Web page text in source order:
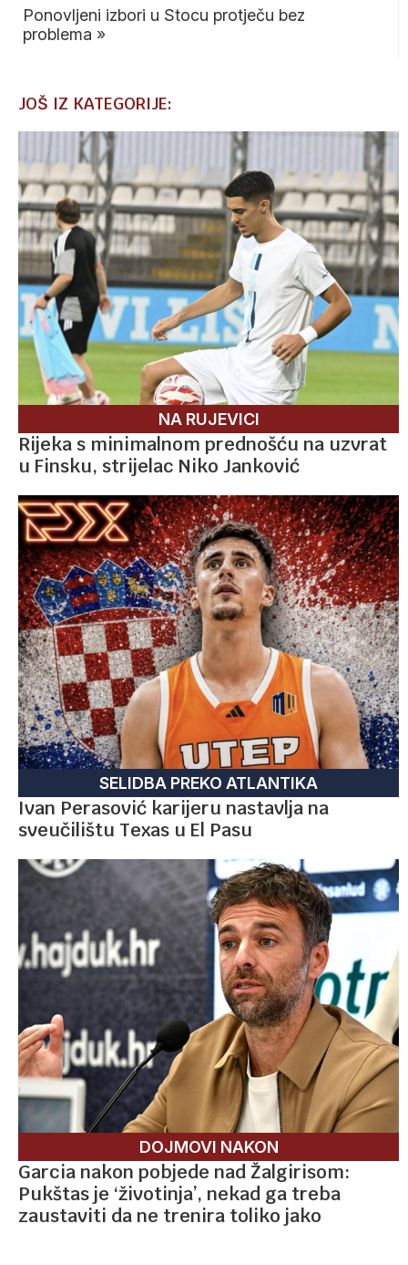
Ponovljeni izbori u Stocu protječu bez
problema »
JOŠ IZ KATEGORIJE:
NA RUJEVICI
Rijeka s minimalnom prednošću na uzvrat
u Finsku, strijelac Niko Janković
SELIDBA PREKO ATLANTIKA
Ivan Perasović karijeru nastavlja na
sveučilištu Texas u El Pasu
DOJMOVI NAKON
Garcia nakon pobjede nad Žalgirisom:
Pukštas je ‘životinja’, nekad ga treba
zaustaviti da ne trenira toliko jako